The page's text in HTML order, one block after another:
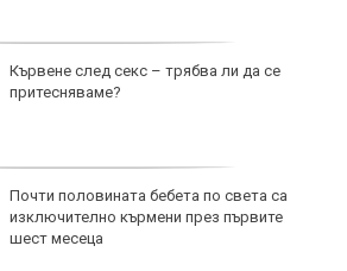
Кървене след секс – трябва ли да се
притесняваме?
Почти половината бебета по света са
изключително кърмени през първите
шест месеца